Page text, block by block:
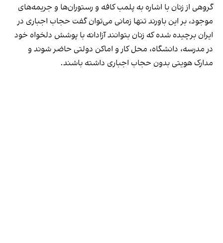
گروهی از زنان با اشاره به پلمب کافه و رستوران‌ها و جریمه‌های
موجود، بر این باورند تنها زمانی می‌توان گفت حجاب اجباری در
ایران برچیده شده که زنان بتوانند آزادانه با پوشش دلخواه خود
در مدرسه، دانشگاه، محل کار و اماکن دولتی حاضر شوند و
مدارک هویتی بدون حجاب اجباری داشته باشند.